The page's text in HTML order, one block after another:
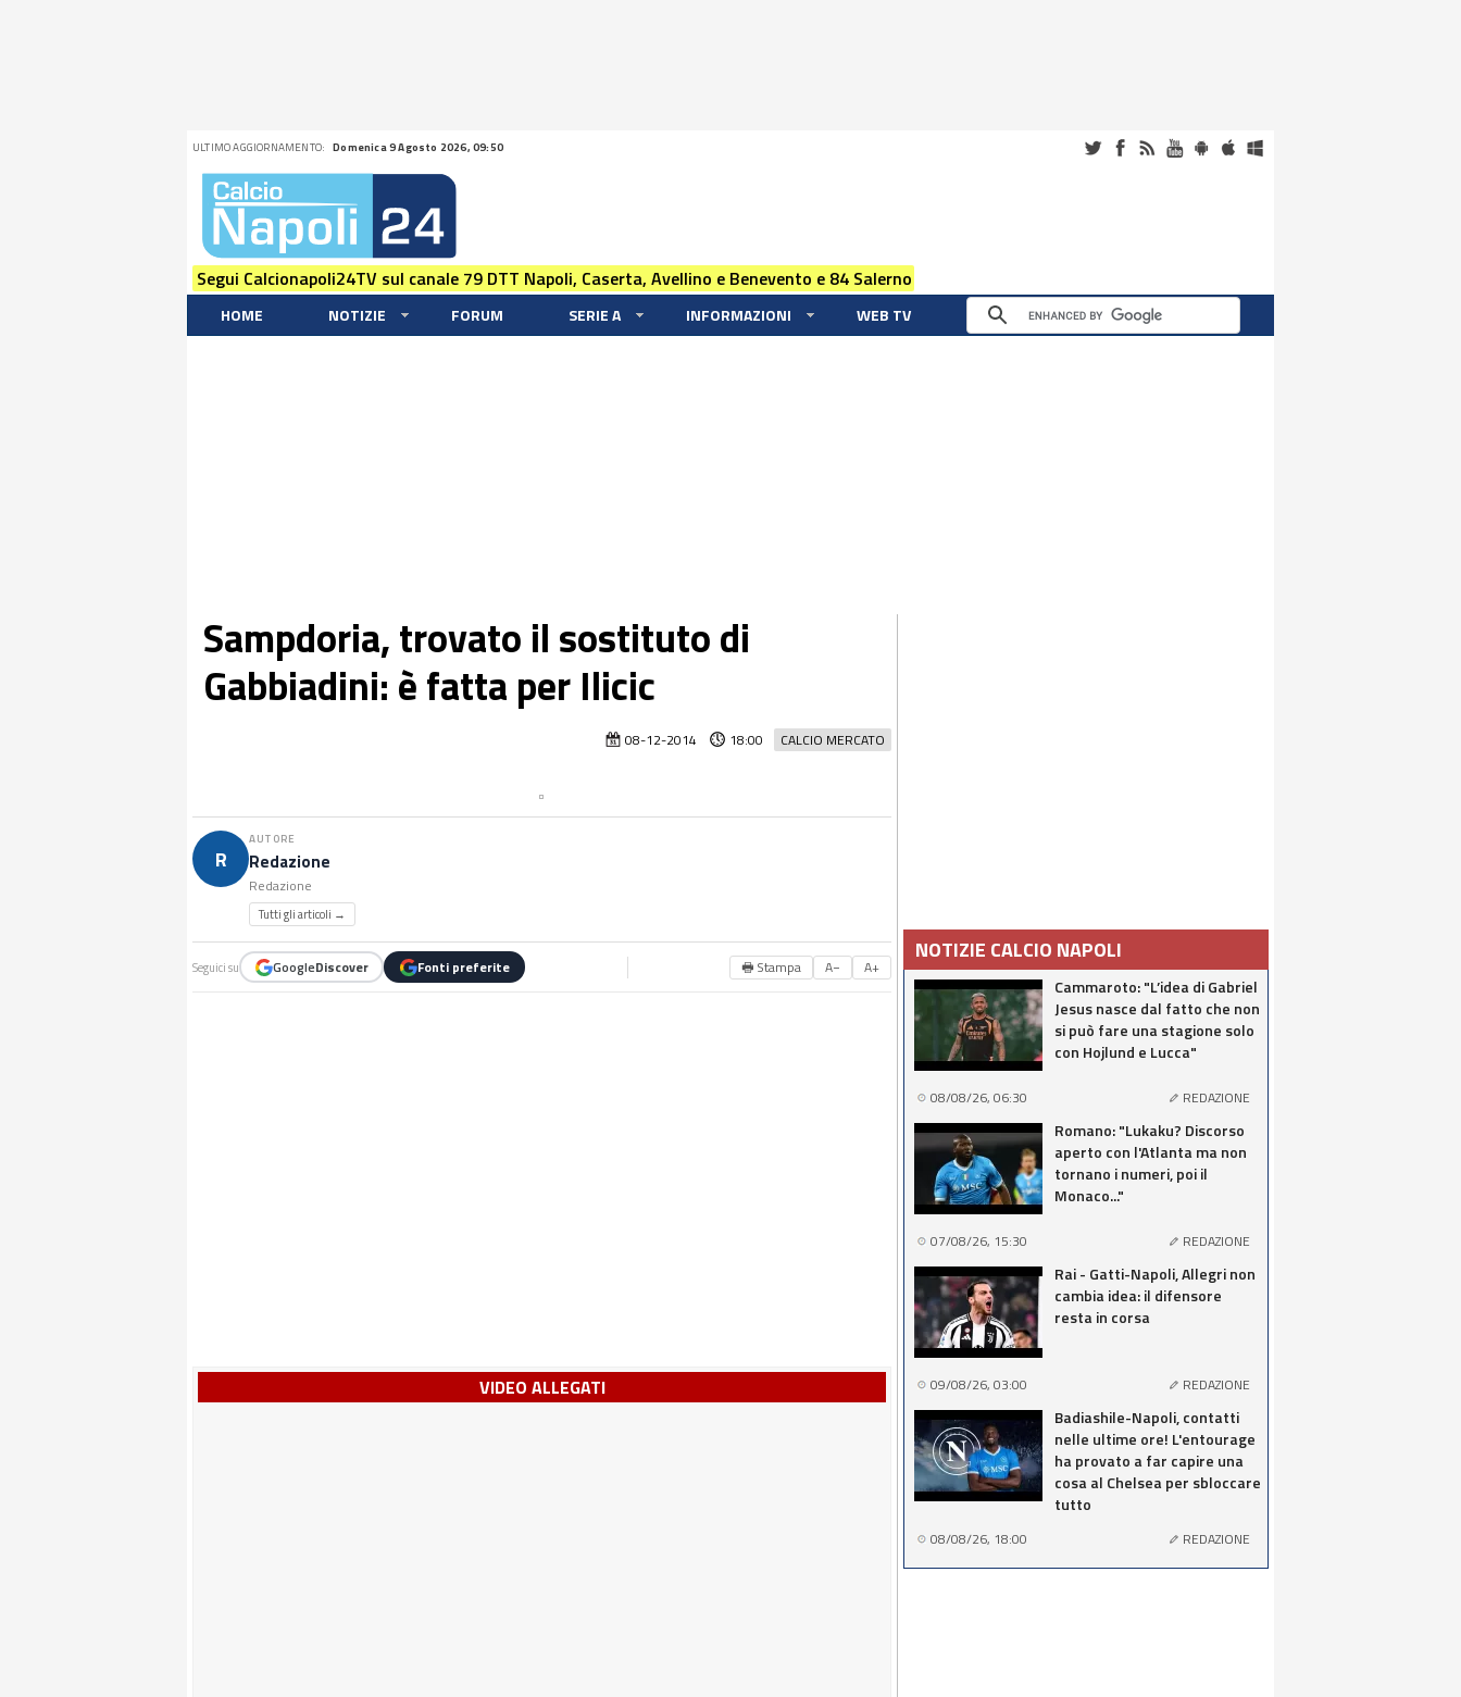
ULTIMO AGGIORNAMENTO: Domenica 9 Agosto 2026, 09:50
Segui Calcionapoli24TV sul canale 79 DTT Napoli, Caserta, Avellino e Benevento e 84 Salerno
HOME NOTIZIE FORUM SERIE A INFORMAZIONI WEB TV
Sampdoria, trovato il sostituto di
Gabbiadini: è fatta per Ilicic
CALCIO MERCATO
08-12-2014 18:00
R
AUTORE
Redazione
Redazione
Tutti gli articoli →
Seguici su GoogleDiscover Fonti preferite 🖶 Stampa A− A+
VIDEO ALLEGATI
NOTIZIE CALCIO NAPOLI
Cammaroto: "L’idea di Gabriel
Jesus nasce dal fatto che non
si può fare una stagione solo
con Hojlund e Lucca"
08/08/26, 06:30 REDAZIONE
Romano: "Lukaku? Discorso
aperto con l'Atlanta ma non
tornano i numeri, poi il
Monaco..."
07/08/26, 15:30 REDAZIONE
Rai - Gatti-Napoli, Allegri non
cambia idea: il difensore
resta in corsa
09/08/26, 03:00 REDAZIONE
Badiashile-Napoli, contatti
nelle ultime ore! L'entourage
ha provato a far capire una
cosa al Chelsea per sbloccare
tutto
08/08/26, 18:00 REDAZIONE